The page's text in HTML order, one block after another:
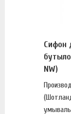
Сифон
NW)